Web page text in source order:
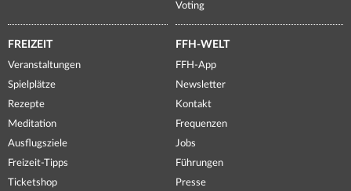
Voting
FREIZEIT
Veranstaltungen
Spielplätze
Rezepte
Meditation
Ausflugsziele
Freizeit-Tipps
Ticketshop
FFH-WELT
FFH-App
Newsletter
Kontakt
Frequenzen
Jobs
Führungen
Presse